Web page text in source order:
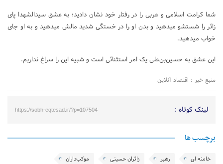
شما کرامت اسلامی و عربی را در رفتار خود نشان دادید؛ به عشق سیدالشهدا پای
زائر را شستشو میدهید و بدن او را در خستگی شدید مالش میدهید و به او جای
خواب میدهید.
این عشق به حسین‌بن‌علی یک امر استثنائی است و شبیه این را سراغ نداریم.
منبع خبر : اقتصاد آنلاین
لینک کوتاه : https://sobh-eqtesad.ir/?p=107504
برچسب ها
خامنه ای رهبر زائران حسینی موکب‌داران